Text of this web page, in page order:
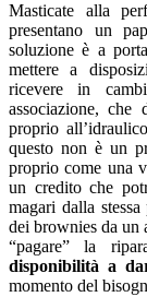
Masticate alla
presentano un
soluzione è a
mettere a
ricevere in
associazione,
proprio
questo non è un
proprio come una
un credito che
magari dalla
dei brownies da un
“pagare” la
disponibilità a
momento del